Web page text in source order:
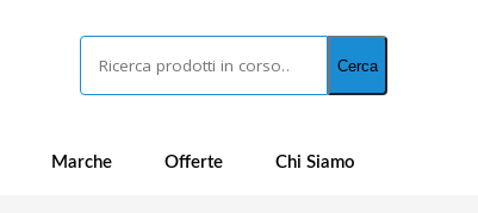
Cerca
Marche Offerte Chi Siamo